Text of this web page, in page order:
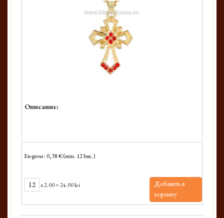
Описание:
En-gross : 0,38 € (min. 12 buc.)
x2.00=24.00 lei
Добавить в
корзину